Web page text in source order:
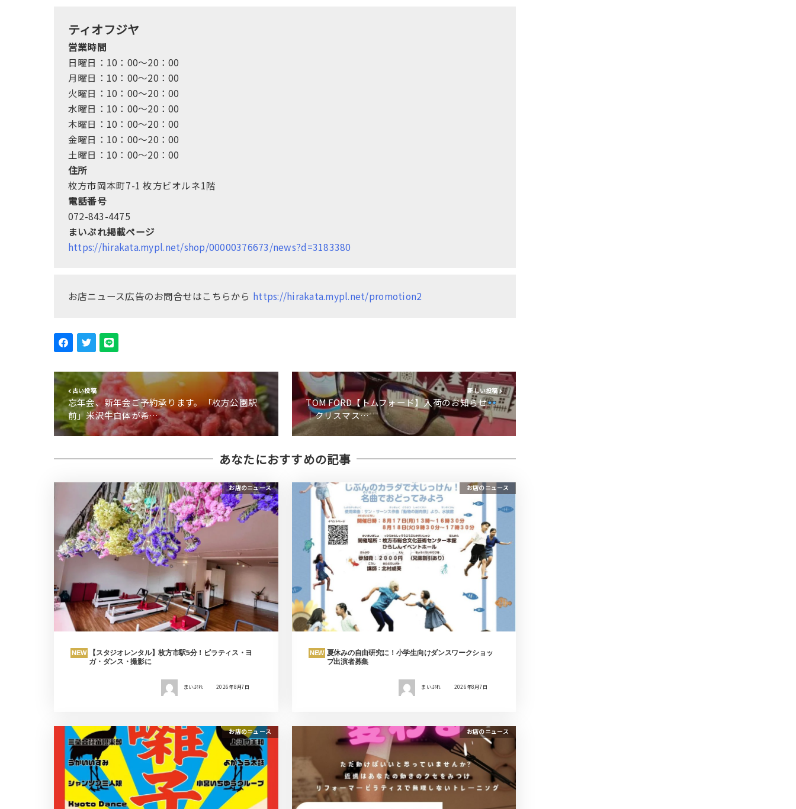
ティオフジヤ
営業時間
日曜日：10：00～20：00
月曜日：10：00～20：00
火曜日：10：00～20：00
水曜日：10：00～20：00
木曜日：10：00～20：00
金曜日：10：00～20：00
土曜日：10：00～20：00
住所
枚方市岡本町7-1 枚方ビオルネ1階
電話番号
072-843-4475
まいぷれ掲載ページ
https://hirakata.mypl.net/shop/00000376673/news?d=3183380
お店ニュース広告のお問合せはこちらから https://hirakata.mypl.net/promotion2
古い投稿
忘年会、新年会ご予約承ります。「枚方公園駅
前」米沢牛自体が希…
新しい投稿
TOM FORD【トムフォード】入荷のお知らせ
｜クリスマス…
あなたにおすすめの記事
お店のニュース
NEW
【スタジオレンタル】枚方市駅5分！ピラティス・ヨ
ガ・ダンス・撮影に
まいぷれ 2026年8月7日
お店のニュース
NEW 夏休みの自由研究に！小学生向けダンスワークショッ
プ出演者募集
まいぷれ 2026年8月7日
お店のニュース お店のニュース